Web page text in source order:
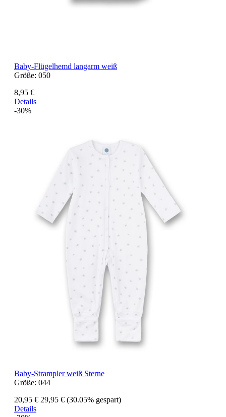
Baby-Flügelhemd langarm weiß
Größe: 050
8,95 €
Details
-30%
Baby-Strampler weiß Sterne
Größe: 044
20,95 € 29,95 € (30.05% gespart)
Details